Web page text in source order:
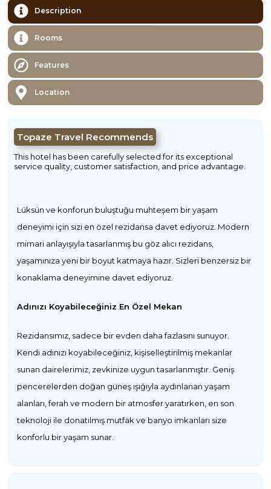
Description
Rooms
Features
Location
Topaze Travel Recommends
This hotel has been carefully selected for its exceptional
service quality, customer satisfaction, and price advantage.
Lüksün ve konforun buluştuğu muhteşem bir yaşam
deneyimi için sizi en özel rezidansa davet ediyoruz. Modern
mimari anlayışıyla tasarlanmış bu göz alıcı rezidans,
yaşamınıza yeni bir boyut katmaya hazır. Sizleri benzersiz bir
konaklama deneyimine davet ediyoruz.
Adınızı Koyabileceğiniz En Özel Mekan
Rezidansımız, sadece bir evden daha fazlasını sunuyor.
Kendi adınızı koyabileceğiniz, kişiselleştirilmiş mekanlar
sunan dairelerimiz, zevkinize uygun tasarlanmıştır. Geniş
pencerelerden doğan güneş ışığıyla aydınlanan yaşam
alanları, ferah ve modern bir atmosfer yaratırken, en son
teknoloji ile donatılmış mutfak ve banyo imkanları size
konforlu bir yaşam sunar.